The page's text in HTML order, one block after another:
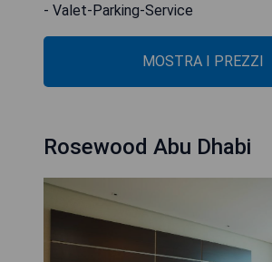
- Valet-Parking-Service
MOSTRA I PREZZI
Rosewood Abu Dhabi